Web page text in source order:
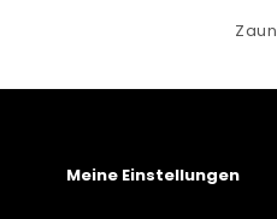
Meine Einstellungen
Zaun